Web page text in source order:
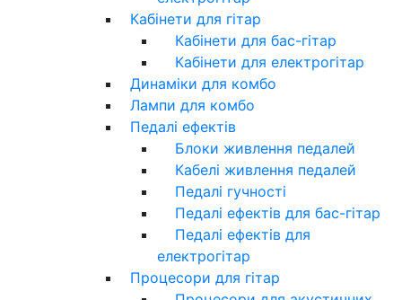
Кабінети для гітар
Кабінети для бас-гітар
Кабінети для електрогітар
Динаміки для комбо
Лампи для комбо
Педалі ефектів
Блоки живлення педалей
Кабелі живлення педалей
Педалі гучності
Педалі ефектів для бас-гітар
Педалі ефектів для
електрогітар
Процесори для гітар